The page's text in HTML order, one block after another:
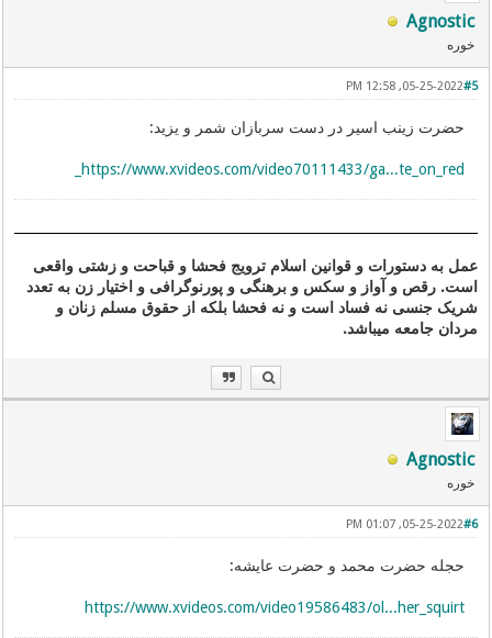
Agnostic
خوره
#5
05-25-2022, 12:58 PM
حضرت زینب اسیر در دست سربازان شمر و یزید:
https://www.xvideos.com/video70111433/ga...te_on_red_
عمل به دستورات و قوانین اسلام ترویج فحشا و قباحت و زشتی واقعی
است. رقص و آواز و سکس و برهنگی و پورنوگرافی و اختیار زن به تعدد
شریک جنسی نه فساد است و نه فحشا بلکه از حقوق مسلم زنان و
مردان جامعه میباشد.
Agnostic
خوره
#6
05-25-2022, 01:07 PM
حجله حضرت محمد و حضرت عایشه:
https://www.xvideos.com/video19586483/ol...her_squirt